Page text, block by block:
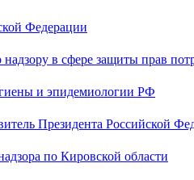
Федерации
в сфере защиты прав
и эпидемиологии РФ
Президента Российской
по Кировской области